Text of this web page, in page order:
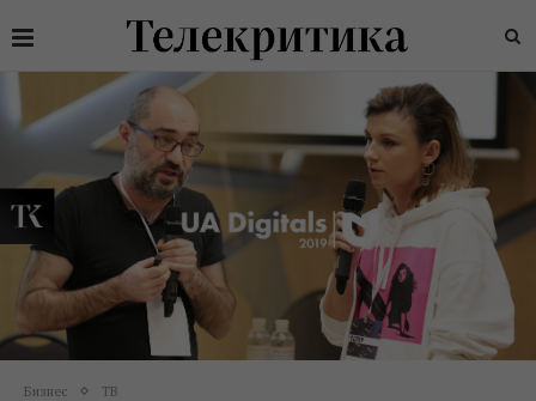
Бизнес ТВ